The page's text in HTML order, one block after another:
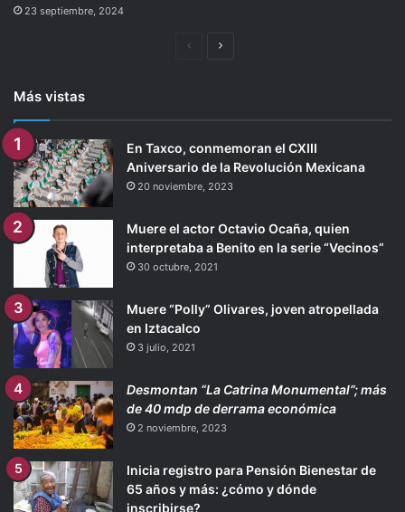
23 septiembre, 2024
PáginaSiguiente
Más vistas
En Taxco, conmemoran el CXIII
Aniversario de la Revolución Mexicana
20 noviembre, 2023
Muere el actor Octavio Ocaña, quien
interpretaba a Benito en la serie “Vecinos”
30 octubre, 2021
Muere “Polly” Olivares, joven atropellada
en Iztacalco
3 julio, 2021
Desmontan “La Catrina Monumental”; más
de 40 mdp de derrama económica
2 noviembre, 2023
Inicia registro para Pensión Bienestar de
65 años y más: ¿cómo y dónde
inscribirse?